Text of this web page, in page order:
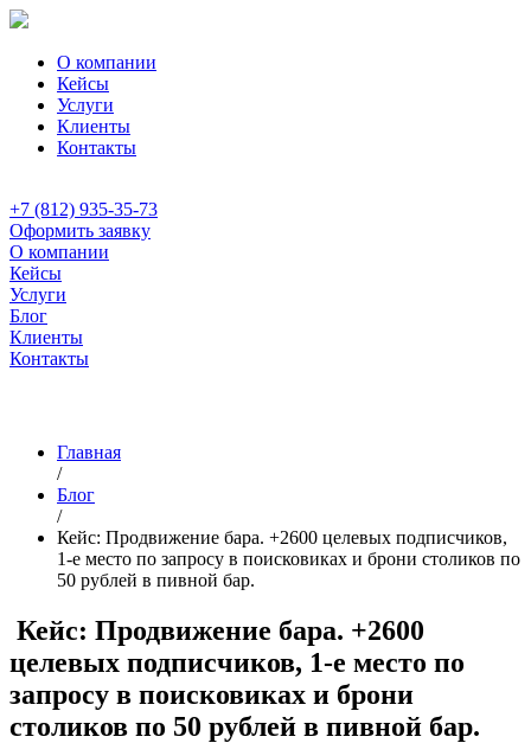
О компании
Кейсы
Услуги
Клиенты
Контакты
+7 (812) 935-35-73
Оформить заявку
О компании
Кейсы
Услуги
Блог
Клиенты
Контакты
Главная
/
Блог
/
Кейс: Продвижение бара. +2600 целевых подписчиков,
1-е место по запросу в поисковиках и брони столиков по
50 рублей в пивной бар.
Кейс: Продвижение бара. +2600
целевых подписчиков, 1-е место по
запросу в поисковиках и брони
столиков по 50 рублей в пивной бар.